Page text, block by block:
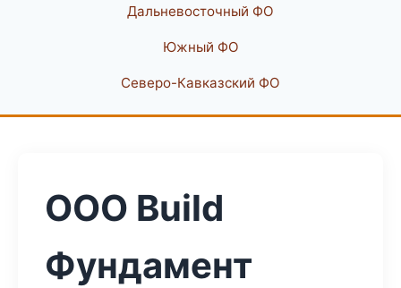
Дальневосточный ФО
Южный ФО
Северо-Кавказский ФО
ООО Build
Фундамент